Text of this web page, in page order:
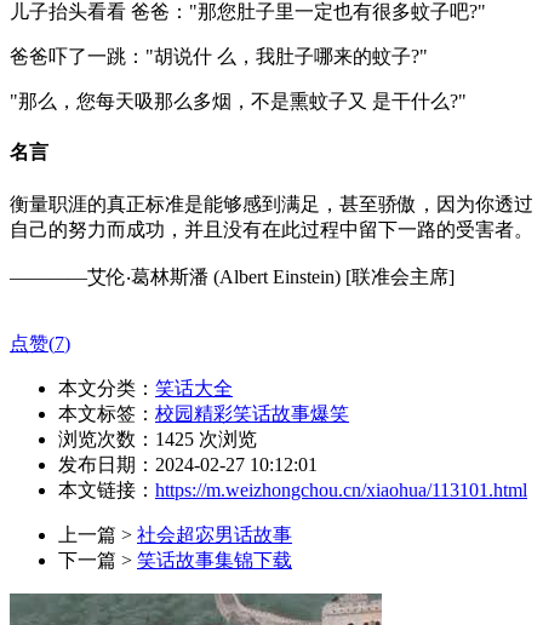
儿子抬头看看 爸爸："那您肚子里一定也有很多蚊子吧?"
爸爸吓了一跳："胡说什 么，我肚子哪来的蚊子?"
"那么，您每天吸那么多烟，不是熏蚊子又 是干什么?"
名言
衡量职涯的真正标准是能够感到满足，甚至骄傲，因为你透过
自己的努力而成功，并且没有在此过程中留下一路的受害者。
————艾伦‧葛林斯潘 (Albert Einstein) [联准会主席]
点赞(7)
本文分类： 笑话大全
本文标签： 校园精彩笑话故事爆笑
浏览次数： 1425 次浏览
发布日期：2024-02-27 10:12:01
本文链接： https://m.weizhongchou.cn/xiaohua/113101.html
上一篇 > 社会超宓男话故事
下一篇 > 笑话故事集锦下载